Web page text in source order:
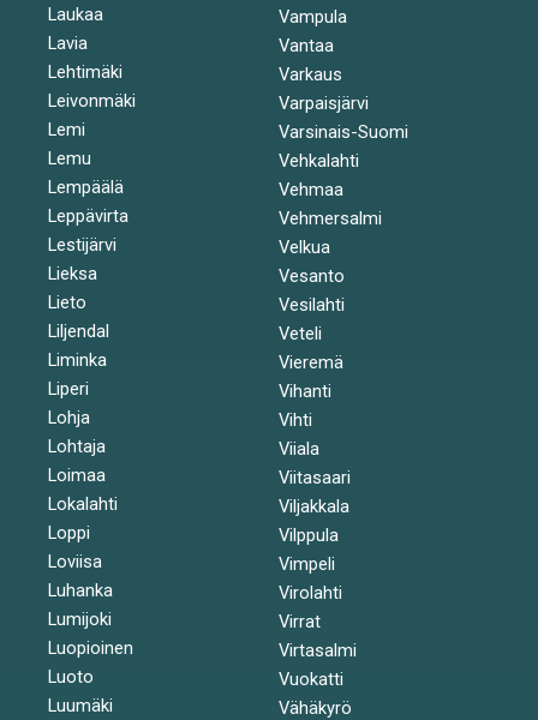
Laukaa
Lavia
Lehtimäki
Leivonmäki
Lemi
Lemu
Lempäälä
Leppävirta
Lestijärvi
Lieksa
Lieto
Liljendal
Liminka
Liperi
Lohja
Lohtaja
Loimaa
Lokalahti
Loppi
Loviisa
Luhanka
Lumijoki
Luopioinen
Luoto
Luumäki
Vampula
Vantaa
Varkaus
Varpaisjärvi
Varsinais-Suomi
Vehkalahti
Vehmaa
Vehmersalmi
Velkua
Vesanto
Vesilahti
Veteli
Vieremä
Vihanti
Vihti
Viiala
Viitasaari
Viljakkala
Vilppula
Vimpeli
Virolahti
Virrat
Virtasalmi
Vuokatti
Vähäkyrö